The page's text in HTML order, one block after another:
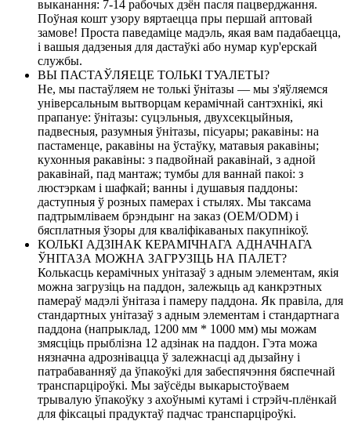
выканання: 7-14 рабочых дзён пасля пацверджання.
Поўная кошт узору вяртаецца пры першай аптовай
замове! Проста паведаміце мадэль, якая вам падабаецца,
і вашыя дадзеныя для дастаўкі або нумар кур'ерскай
службы.
ВЫ ПАСТАЎЛЯЕЦЕ ТОЛЬКІ ТУАЛЕТЫ?
Не, мы пастаўляем не толькі ўнітазы — мы з'яўляемся
універсальным вытворцам керамічнай сантэхнікі, які
прапануе: ўнітазы: суцэльныя, двухсекцыйныя,
падвесныя, разумныя ўнітазы, пісуары; ракавіны: на
пастаменце, ракавіны на ўстаўку, матавыя ракавіны;
кухонныя ракавіны: з падвойнай ракавінай, з адной
ракавінай, пад мантаж; тумбы для ваннай пакоі: з
люстэркам і шафкай; ванны і душавыя паддоны:
даступныя ў розных памерах і стылях. Мы таксама
падтрымліваем брэндынг на заказ (OEM/ODM) і
бясплатныя ўзоры для кваліфікаваных пакупнікоў.
КОЛЬКІ АДЗІНАК КЕРАМІЧНАГА АДНАЧНАГА
ЎНІТАЗА МОЖНА ЗАГРУЗІЦЬ НА ПАЛЕТ?
Колькасць керамічных унітазаў з адным элементам, якія
можна загрузіць на паддон, залежыць ад канкрэтных
памераў мадэлі ўнітаза і памеру паддона. Як правіла, для
стандартных унітазаў з адным элементам і стандартнага
паддона (напрыклад, 1200 мм * 1000 мм) мы можам
змясціць прыблізна 12 адзінак на паддон. Гэта можа
нязначна адрознівацца ў залежнасці ад дызайну і
патрабаванняў да ўпакоўкі для забеспячэння бяспечнай
транспарціроўкі. Мы заўсёды выкарыстоўваем
трывалую ўпакоўку з ахоўнымі кутамі і стрэйч-плёнкай
для фіксацыі прадуктаў падчас транспарціроўкі.